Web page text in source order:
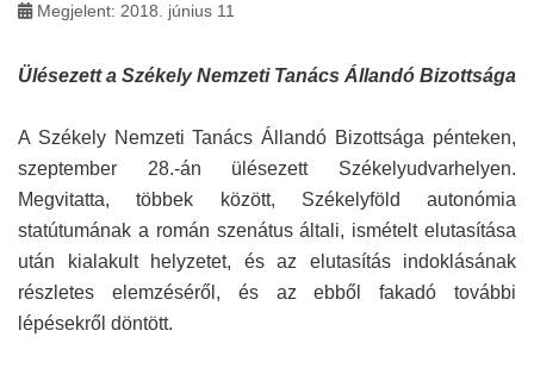
Megjelent: 2018. június 11
Ülésezett a Székely Nemzeti Tanács Állandó Bizottsága
A Székely Nemzeti Tanács Állandó Bizottsága pénteken,
szeptember 28.-án ülésezett Székelyudvarhelyen.
Megvitatta, többek között, Székelyföld autonómia
statútumának a román szenátus általi, ismételt elutasítása
után kialakult helyzetet, és az elutasítás indoklásának
részletes elemzéséről, és az ebből fakadó további
lépésekről döntött.